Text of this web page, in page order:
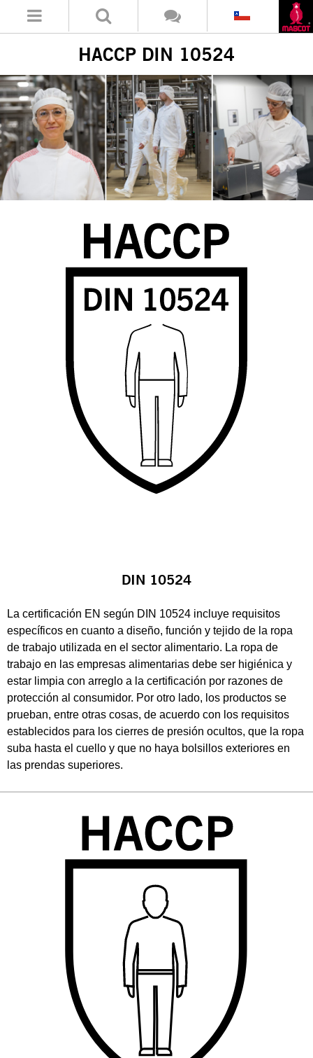
HACCP DIN 10524
DIN 10524
La certificación EN según DIN 10524 incluye requisitos
específicos en cuanto a diseño, función y tejido de la ropa
de trabajo utilizada en el sector alimentario. La ropa de
trabajo en las empresas alimentarias debe ser higiénica y
estar limpia con arreglo a la certificación por razones de
protección al consumidor. Por otro lado, los productos se
prueban, entre otras cosas, de acuerdo con los requisitos
establecidos para los cierres de presión ocultos, que la ropa
suba hasta el cuello y que no haya bolsillos exteriores en
las prendas superiores.